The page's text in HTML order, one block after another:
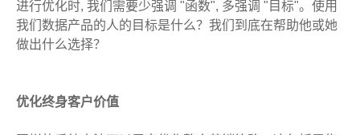
进行优化时, 我们需要少强调 "函数", 多强调 "目标"。使用
我们数据产品的人的目标是什么？我们到底在帮助他或她
做出什么选择？
优化终身客户价值